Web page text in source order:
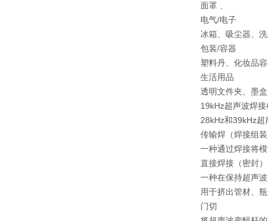
面罩 、
电气/电子
冰箱、吸尘器、
包装/容器
塑料丹、化妆品
生活用品
透明文件夹、墨
19kHz超声波焊
28kHz和39kHz
传输焊（焊接组
一种通过焊接将
直接焊接（密封）
一种在保持超声
用于挤出管材、
门切